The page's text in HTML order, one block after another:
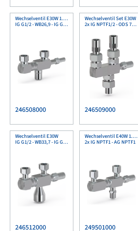
Wechselventil E30W 1.4301
IG G1/2 - WB26,9 - IG G1/2
246508000
Wechselventil Set E30W
2x IG NPTF1/2 - ODS 7/8"
246509000
Wechselventil E30W
IG G1/2 - WB33,7 - IG G1/2
246512000
Wechselventil E40W 1.4301
2x IG NPTF1 - AG NPTF1
249501000